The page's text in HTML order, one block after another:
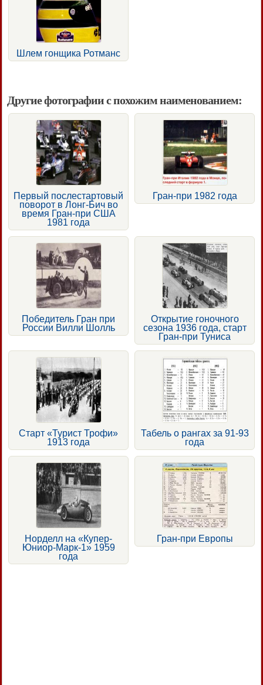
Шлем гонщика Ротманс
Другие фотографии с похожим наименованием:
Первый послестартовый
поворот в Лонг-Бич во
время Гран-при США
1981 года
Гран-при 1982 года
Победитель Гран при
России Вилли Шолль
Открытие гоночного
сезона 1936 года, старт
Гран-при Туниса
Старт «Турист Трофи»
1913 года
Табель о рангах за 91-93
года
Норделл на «Купер-
Юниор-Марк-1» 1959
года
Гран-при Европы